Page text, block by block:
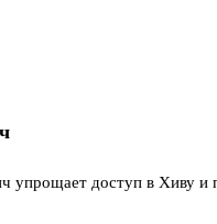
доступ в Хиву и